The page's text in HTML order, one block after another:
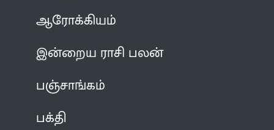
ஆரோக்கியம்
இன்றைய ராசி பலன்
பஞ்சாங்கம்
பக்தி